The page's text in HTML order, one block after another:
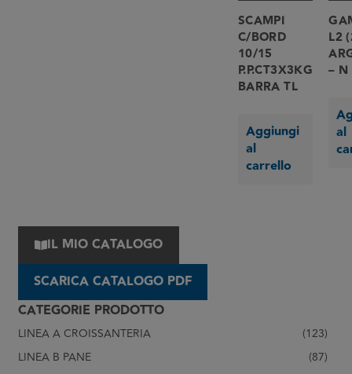
IL MIO CATALOGO
SCARICA CATALOGO PDF
CATEGORIE PRODOTTO
LINEA A CROISSANTERIA
(123)
LINEA B PANE
(87)
SCAMPI
C/BORD
10/15
P.P.CT3X3KG
BARRA TL
Aggiungi
al
carrello
L2
– N
al